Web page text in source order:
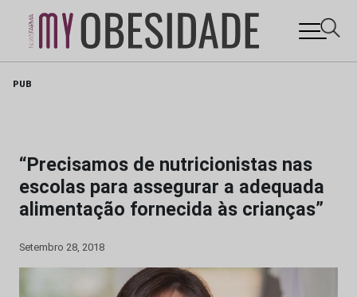
PUB
“Precisamos de nutricionistas nas
escolas para assegurar a adequada
alimentação fornecida às crianças”
Setembro 28, 2018